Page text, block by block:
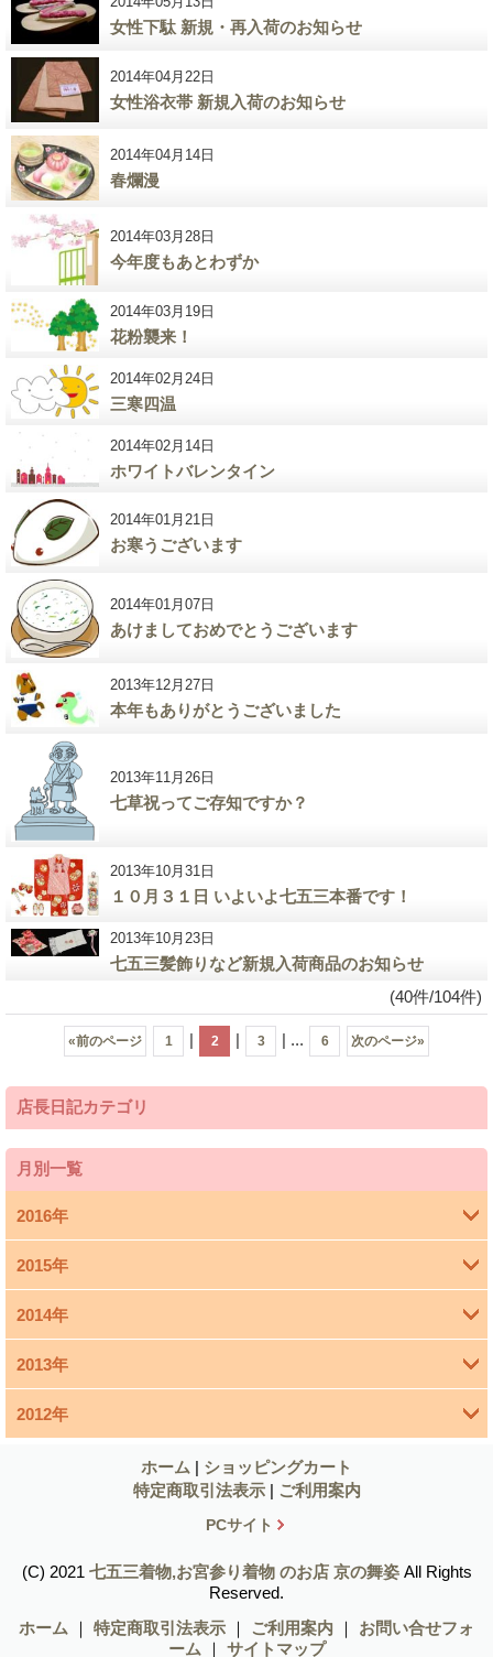
女性下駄 新規・再入荷のお知らせ
2014年04月22日
女性浴衣帯 新規入荷のお知らせ
2014年04月14日
春爛漫
2014年03月28日
今年度もあとわずか
2014年03月19日
花粉襲来！
2014年02月24日
三寒四温
2014年02月14日
ホワイトバレンタイン
2014年01月21日
お寒うございます
2014年01月07日
あけましておめでとうございます
2013年12月27日
本年もありがとうございました
2013年11月26日
七草祝ってご存知ですか？
2013年10月31日
１０月３１日 いよいよ七五三本番です！
2013年10月23日
七五三髪飾りなど新規入荷商品のお知らせ
(40件/104件)
«前のページ 1 | 2 | 3 | ... 6 次のページ»
店長日記カテゴリ
月別一覧
2016年
4月 (1)
2015年
3月 (1)
1月 (1)
2014年
11月 (4)
10月 (5)
7月 (4)
6月 (5)
2013年
12月 (1)
9月 (2)
8月 (2)
2012年
10月 (7)
9月 (6)
ホーム | ショッピングカート
特定商取引法表示 | ご利用案内
PCサイト
(C) 2021 七五三着物,お宮参り着物 のお店 京の舞姿All Rights
Reserved.
ホーム ｜ 特定商取引法表示 ｜ ご利用案内 ｜ お問い合せフォ
ーム ｜ サイトマップ